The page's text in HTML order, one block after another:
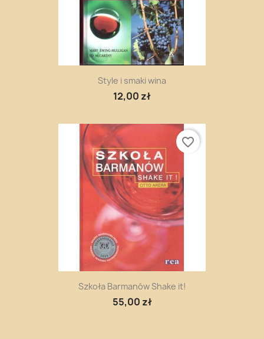
Style i smaki wina
12,00 zł
Szkoła Barmanów Shake it!
55,00 zł
favorite_border